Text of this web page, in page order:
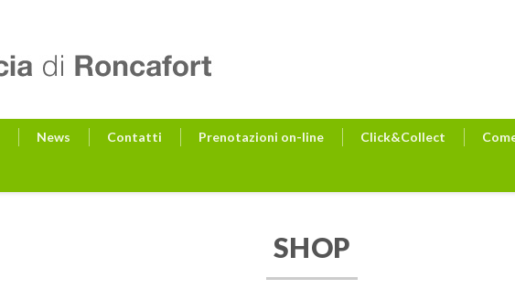
News Contatti Prenotazioni on-line Click&Collect
SHOP